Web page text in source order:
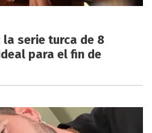
la serie turca de 8
para el fin de